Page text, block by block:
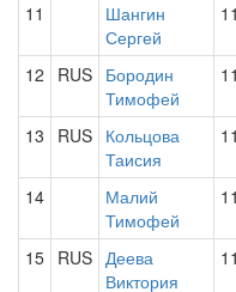
11
Шангин
Сергей
12 RUS Бородин
Тимофей
13 RUS Кольцова
Таисия
14
Малий
Тимофей
15 RUS Деева
Виктория